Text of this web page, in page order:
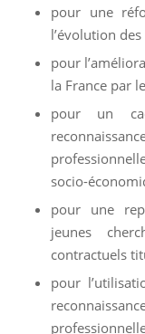
pour une
l’évolution
pour
la France par
pour un
socio-
pour une
jeunes
contractuels
pour